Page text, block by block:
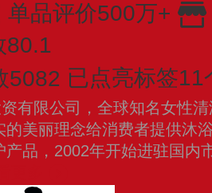
单品评价500万+
80.1
5082 已点亮标签11
有限公司，全球知名女性
的美丽理念给消费者提供沐
产品，2002年开始进驻国内